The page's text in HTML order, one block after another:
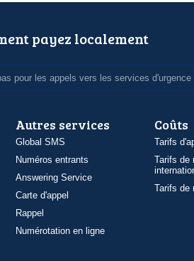
payez localement
pour les appels vers les services d'urgence
Autres services
Global SMS
Numéros entrants
Answering Service
Carte d'appel
Rappel
Numérotation en ligne
Coûts
Tarifs
Tarifs de
Tarifs de